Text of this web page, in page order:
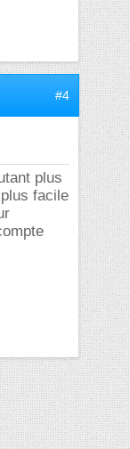
#4
plus
facile